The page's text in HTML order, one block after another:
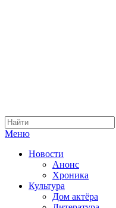
Меню
Новости
Анонс
Хроника
Культура
Дом актёра